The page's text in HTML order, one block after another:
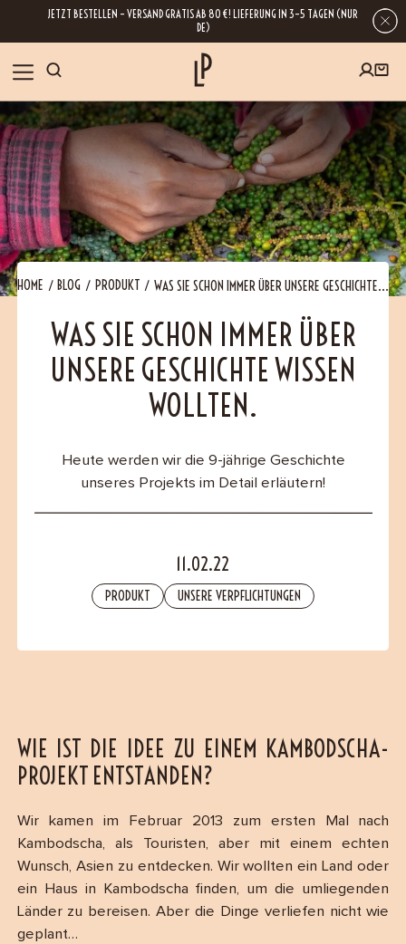
JETZT BESTELLEN – VERSAND GRATIS AB 80 €! LIEFERUNG IN 3–5 TAGEN (NUR
DE)
SHOP
GESCHENKE
BLOG
REZEPTE
BESUCHEN
ÜBER UNS
Contact
HOME BLOG PRODUKT WAS SIE SCHON IMMER ÜBER UNSERE GESCHICHTE...
WAS SIE SCHON IMMER ÜBER
UNSERE GESCHICHTE WISSEN
WOLLTEN.
Heute werden wir die 9-jährige Geschichte
unseres Projekts im Detail erläutern!
11.02.22
PRODUKT UNSERE VERPFLICHTUNGEN
WIE IST DIE IDEE ZU EINEM KAMBODSCHA-
PROJEKT ENTSTANDEN?
Wir kamen im Februar 2013 zum ersten Mal nach
Kambodscha, als Touristen, aber mit einem echten
Wunsch, Asien zu entdecken. Wir wollten ein Land oder
ein Haus in Kambodscha finden, um die umliegenden
Länder zu bereisen. Aber die Dinge verliefen nicht wie
geplant…
Wenn Sie Ihre E-Mail-Adresse hinterlassen, erhalten Sie Zugang zu unseren
Newslettern, die reich an Tipps, Inspirationen und Informationen über unsere
neuesten Entwicklungen sind. Selbstverständlich ist eine Abmeldung
jederzeit möglich.